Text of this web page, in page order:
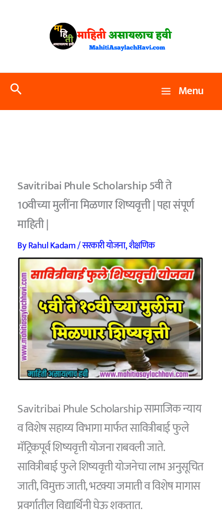
Search Menu
Savitribai Phule Scholarship 5वी ते
10वीच्या मुलींना मिळणार शिष्यवृत्ती | पहा संपूर्ण
माहिती |
ByRahul Kadam/सरकारी योजना,शैक्षणिक
Savitribai Phule Scholarship सामाजिक न्याय
व विशेष सहाय्य विभागा मार्फत सावित्रीबाई फुले
मॅट्रिकपूर्व शिष्यवृत्ती योजना राबवली जाते.
सावित्रीबाई फुले शिष्यवृत्ती योजनेचा लाभ अनुसूचित
जाती, विमुक्त जाती, भटक्या जमाती व विशेष मागास
प्रवर्गातील विद्यार्थिनी घेऊ शकतात.